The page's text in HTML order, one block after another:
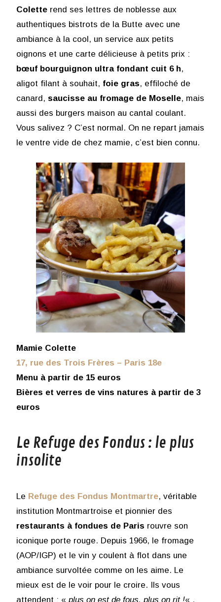
Coletterend ses lettres de noblesse aux
authentiques bistrots de la Butte avec une
ambiance à la cool, un service aux petits
oignons et une carte délicieuse à petits prix :
bœuf bourguignon ultra fondant cuit 6 h,
aligot filant à souhait, foie gras, effiloché de
canard, saucisse au fromage de Moselle, mais
aussi des burgers maison au cantal coulant.
Vous salivez ? C’est normal. On ne repart jamais
le ventre vide de chez mamie, c’est bien connu.
Mamie Colette
17, rue des Trois Frères – Paris 18e
Menu à partir de 15 euros
Bières et verres de vins natures à partir de 3
euros
Le Refuge des Fondus : le plus
insolite
Le Refuge des Fondus Montmartre, véritable
institution Montmartroise et pionnier des
restaurants à fondues de Paris rouvre son
iconique porte rouge. Depuis 1966, le fromage
(AOP/IGP) et le vin y coulent à flot dans une
ambiance survoltée comme on les aime. Le
mieux est de le voir pour le croire. Ils vous
attendent : « plus on est de fous, plus on rit !« .